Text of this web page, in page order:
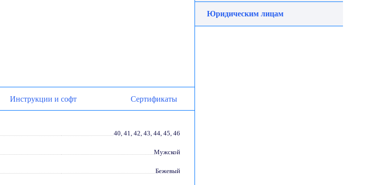
Инструкции и софт Сертификаты
40, 41, 42, 43, 44, 45, 46
Мужской
Бежевый
Юридическим лицам